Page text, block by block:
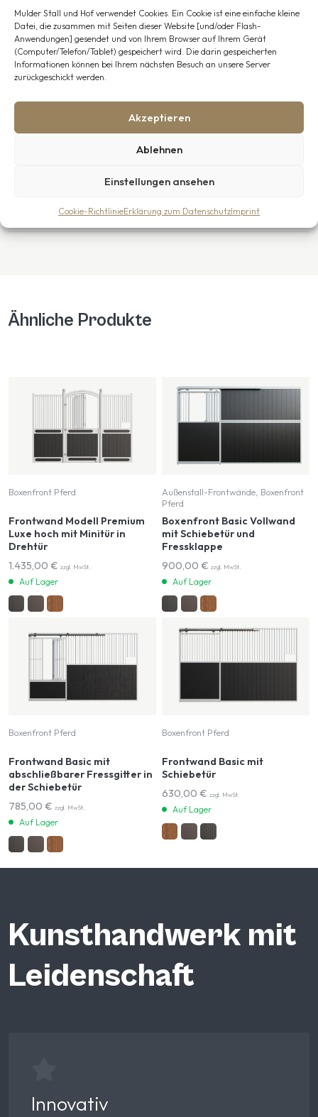
Mulder Stall und Hof verwendet Cookies. Ein Cookie ist eine einfache kleine
Datei, die zusammen mit Seiten dieser Website [und/oder Flash-
Anwendungen] gesendet und von Ihrem Browser auf Ihrem Gerät
(Computer/Telefon/Tablet) gespeichert wird. Die darin gespeicherten
Informationen können bei Ihrem nächsten Besuch an unsere Server
zurückgeschickt werden.
Akzeptieren
Ablehnen
Einstellungen ansehen
Cookie-RichtlinieErklärung zum DatenschutzImprint
Montage mit voller Garantie.
Direkt bestellen oder zunächst ein Angebot
anfordern?
Fordern Sie bequem online ein unverbindliches Angebot an
Gerne beraten wir Sie zu den passenden Abmessungen,
Materialien und Ausstattungsoptionen.
Haben Sie Fragen? Kontaktieren Sie uns gerne per E-Mail,
Ähnliche Produkte
Boxenfront Pferd
Frontwand Modell Premium
Luxe hoch mit Minitür in
Drehtür
1.435,00 € zzgl. MwSt.
Auf Lager
Außenstall-Frontwände, Boxenfront
Pferd
Boxenfront Basic Vollwand
mit Schiebetür und
Fressklappe
900,00 € zzgl. MwSt.
Auf Lager
Boxenfront Pferd
Frontwand Basic mit
abschließbarer Fressgitter in
der Schiebetür
785,00 € zzgl. MwSt.
Auf Lager
Boxenfront Pferd
Frontwand Basic mit
Schiebetür
630,00 € zzgl. MwSt.
Auf Lager
Kunsthandwerk mit
Leidenschaft
Innovativ